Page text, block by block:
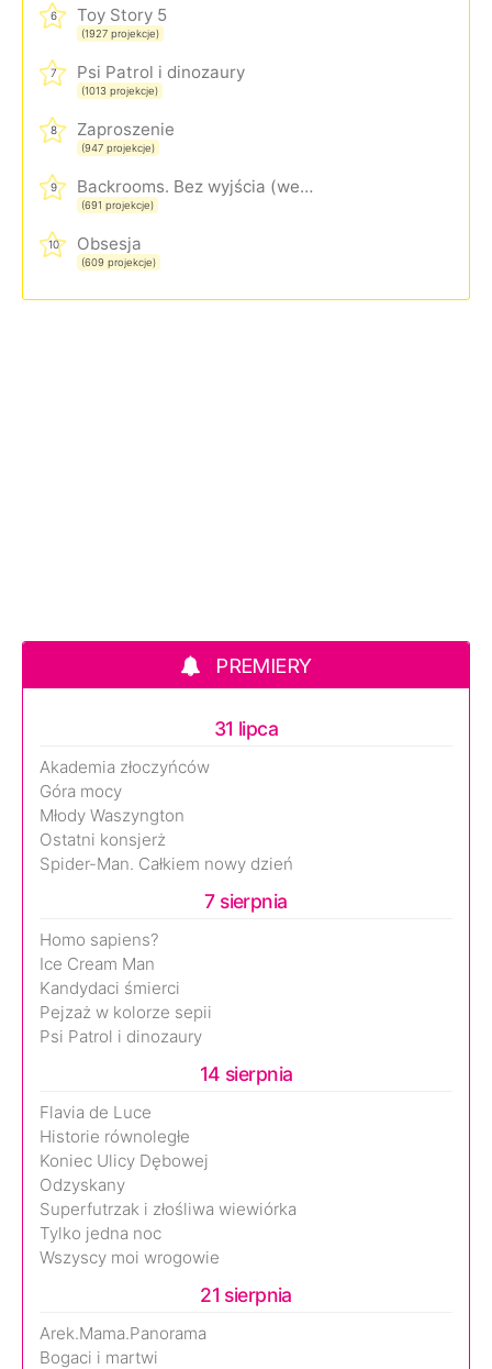
6 Toy Story 5
(1927 projekcje)
7 Psi Patrol i dinozaury
(1013 projekcje)
8 Zaproszenie
(947 projekcje)
9 Backrooms. Bez wyjścia (wersja rozszerzona)
(691 projekcje)
10 Obsesja
(609 projekcje)
PREMIERY
31 lipca
Akademia złoczyńców
Góra mocy
Młody Waszyngton
Ostatni konsjerż
Spider-Man. Całkiem nowy dzień
7 sierpnia
Homo sapiens?
Ice Cream Man
Kandydaci śmierci
Pejzaż w kolorze sepii
Psi Patrol i dinozaury
14 sierpnia
Flavia de Luce
Historie równoległe
Koniec Ulicy Dębowej
Odzyskany
Superfutrzak i złośliwa wiewiórka
Tylko jedna noc
Wszyscy moi wrogowie
21 sierpnia
Arek.Mama.Panorama
Bogaci i martwi